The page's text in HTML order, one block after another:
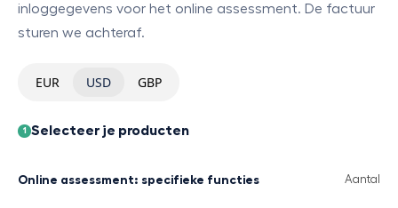
inloggegevens voor het online assessment. De factuur
sturen we achteraf.
EUR USD GBP
1 Selecteer je producten
Online assessment: specifieke functies Aantal